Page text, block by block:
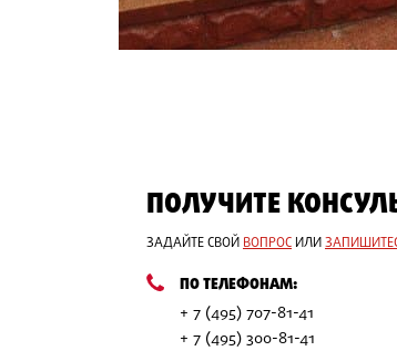
ПОЛУЧИТЕ
ЗАДАЙТЕ СВОЙВОПРОС ИЛИ
ПО ТЕЛЕФОНАМ:
+ 7 (495) 707-81-41
+ 7 (495) 300-81-41